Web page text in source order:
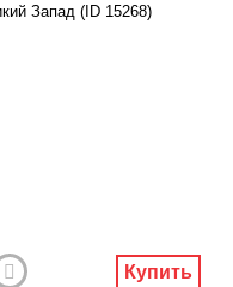
Запад (ID 15268)
Купить